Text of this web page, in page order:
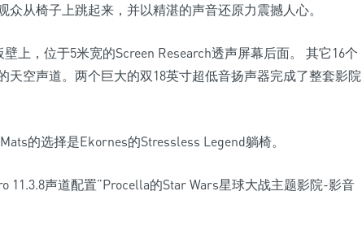
从椅子上跳起来，并以精湛的声音还原力震撼人心。
上，位于5米宽的Screen Research透声屏幕后面。 其它16个
天空声道。两个巨大的双18英寸超低音扬声器完成了整套影院
的选择是Ekornes的Stressless Legend躺椅。